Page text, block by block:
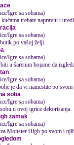
Igre sa sobama)
trebate napraviti i
Igre sa sobama)
po vašoj želji.
Igre sa sobama)
u šarenim bojame da
Igre sa sobama)
je da vi namestite po
soba
Igre sa sobama)
u ovoj igrice dekorisanja.
zamak
Igre sa sobama)
Monster High po svom i